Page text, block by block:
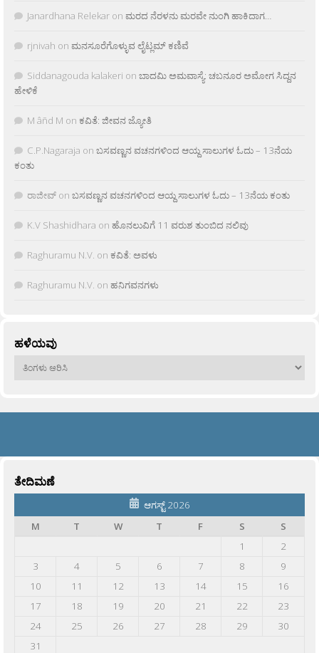
Janardhana Relekar on ಮರದ ನೆರಳನು ಮರವೇ ನುಂಗಿ ಹಾಕಿದಾಗ…
rjnivah on ಮನಸೂರೆಗೊಳ್ಳುವ ಲೈಟ್ಲಮ್ ಕಣಿವೆ
Siddanagouda kalakeri on ಬಾದಮಿ ಅಮವಾಸ್ಯೆ: ಚಬನೂರ ಅಮೋಗ ಸಿದ್ದನ
ಹೇಳಿಕೆ
M âñd M on ಕವಿತೆ: ಜೀವನ ಜ್ಯೋತಿ
C.P.Nagaraja on ಬಸವಣ್ಣನ ವಚನಗಳಿಂದ ಆಯ್ದ ಸಾಲುಗಳ ಓದು – 13ನೆಯ
ಕಂತು
ರಾಜೀವ್ on ಬಸವಣ್ಣನ ವಚನಗಳಿಂದ ಆಯ್ದ ಸಾಲುಗಳ ಓದು – 13ನೆಯ ಕಂತು
K.V Shashidhara on ಹೊನಲುವಿಗೆ 11 ವರುಶ ತುಂಬಿದ ನಲಿವು
Raghuramu N.V. on ಕವಿತೆ: ಅವಳು
Raghuramu N.V. on ಹನಿಗವನಗಳು
ಹಳೆಯವು
ಹಳೆಯವು
ತೇದಿಮಣೆ
ಆಗಸ್ಟ್ 2026
M
T W T F S
S
1
2
3
4 5 6 7 8
9
10
11 12 13 14 15
16
17
18 19 20 21 22
23
24
25 26 27 28 29
30
31